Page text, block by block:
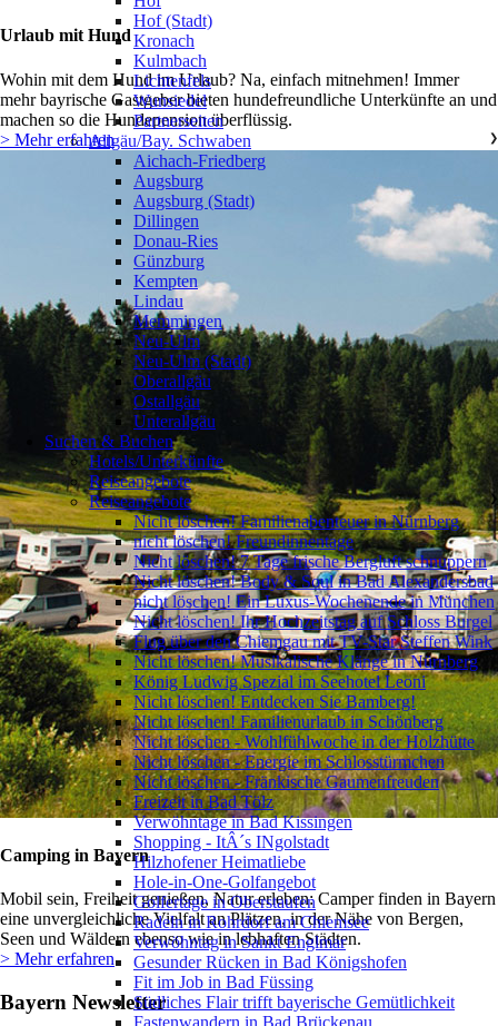
Urlaub mit Hund
Wohin mit dem Hund im Urlaub? Na, einfach mitnehmen! Immer
mehr bayrische Gastgeber bieten hundefreundliche Unterkünfte an und
machen so die Hundepension überflüssig.
> Mehr erfahren
Camping in Bayern
Mobil sein, Freiheit genießen, Natur erleben: Camper finden in Bayern
eine unvergleichliche Vielfalt an Plätzen, in der Nähe von Bergen,
Seen und Wäldern ebenso wie in lebhaften Städten.
> Mehr erfahren
Bayern Newsletter
Hof (Stadt)
Kronach
Kulmbach
Lichtenfels
Wunsiedel
Partnerseiten
Allgäu/Bay. Schwaben
❯
Aichach-Friedberg
Augsburg
Augsburg (Stadt)
Dillingen
Donau-Ries
Günzburg
Kempten
Lindau
Memmingen
Neu-Ulm
Neu-Ulm (Stadt)
Oberallgäu
Ostallgäu
Unterallgäu
Suchen & Buchen
Hotels/Unterkünfte
Reiseangebote
Reiseangebote
❯
Nicht löschen! Familienabenteuer in Nürnberg
nicht löschen! Freundinnentage
Nicht löschen! 7 Tage frische Bergluft schnuppern
Nicht löschen! Body & Soul in Bad Alexandersbad
nicht löschen! Ein Luxus-Wochenende in München
Nicht löschen! Ihr Hochzeitstag auf Schloss Burgel
Flug über den Chiemgau mit TV-Star Steffen Wink
Nicht löschen! Musikalische Klänge in Nürnberg
König Ludwig Spezial im Seehotel Leoni
Nicht löschen! Entdecken Sie Bamberg!
Nicht löschen! Familienurlaub in Schönberg
Nicht löschen - Wohlfühlwoche in der Holzhütte
Nicht löschen - Energie im Schlosstürmchen
Nicht löschen - Fränkische Gaumenfreuden
Freizeit in Bad Tölz
Verwöhntage in Bad Kissingen
Shopping - ItÂ´s INgolstadt
Hilzhofener Heimatliebe
Hole-in-One-Golfangebot
Golfertage in Oberstaufen
Radeln in Rohrdorf am Chiemsee
Verwöhntag in Sankt Englmar
Gesunder Rücken in Bad Königshofen
Fit im Job in Bad Füssing
Südliches Flair trifft bayerische Gemütlichkeit
Fastenwandern in Bad Brückenau